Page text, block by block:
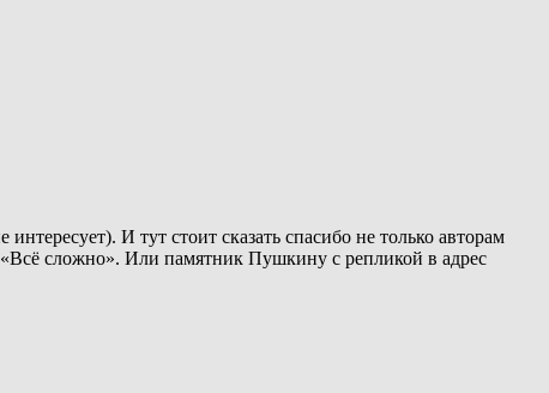
И тут стоит сказать спасибо не только авторам
«Всё сложно». Или памятник Пушкину с репликой в адрес